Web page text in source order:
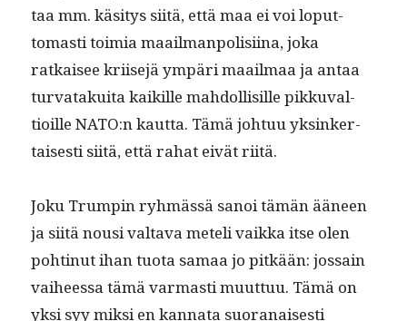
taa mm. käsi­tys siitä, että maa ei voi lop­ut­
tomasti toimia maail­man­polisi­ina, joka
ratkaisee kri­ise­jä ympäri maail­maa ja antaa
tur­vatakui­ta kaikille mah­dol­lisille pikku­val­
tioille NATO:n kaut­ta. Tämä johtuu yksinker­
tais­es­ti siitä, että rahat eivät riitä.
Joku Trumpin ryh­mässä sanoi tämän ääneen
ja siitä nousi val­ta­va meteli vaik­ka itse olen
poht­in­ut ihan tuo­ta samaa jo pitkään: jos­sain
vai­heessa tämä var­masti muut­tuu. Tämä on
yksi syy mik­si en kan­na­ta suo­ranais­es­ti